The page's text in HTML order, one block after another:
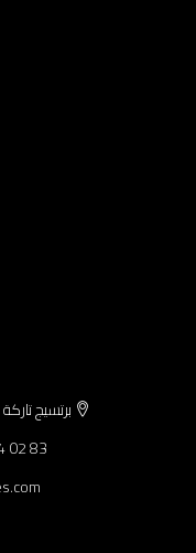
برتسيج تاركة عمارة 3 المكتب رقم
02 83